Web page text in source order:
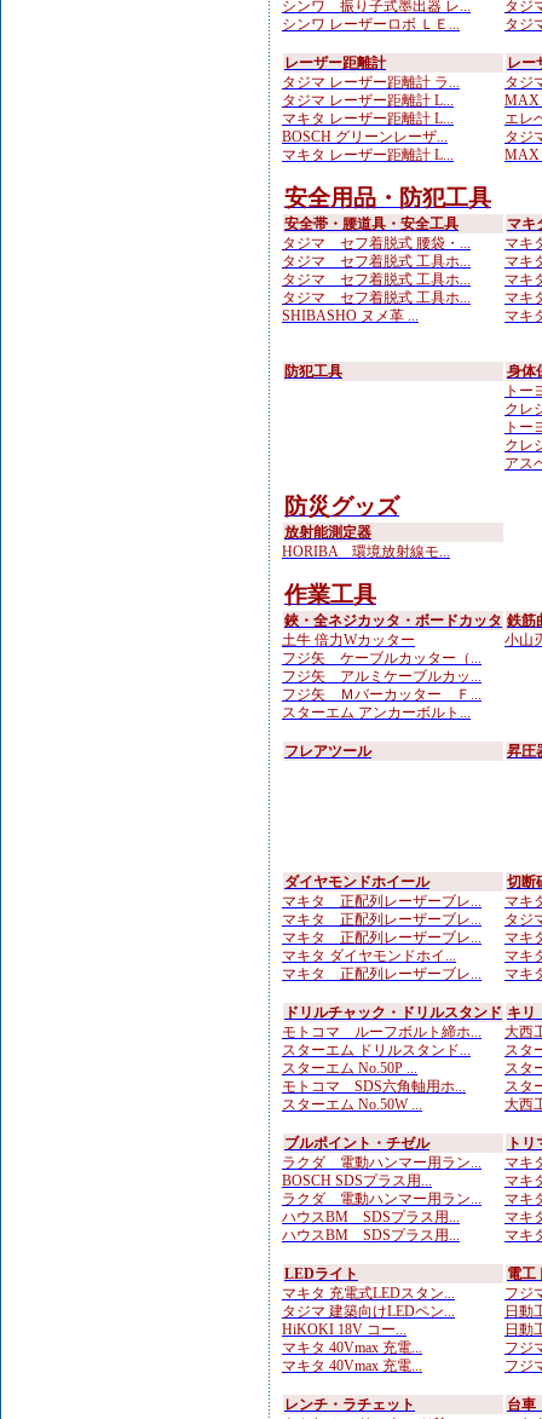
シンワ 振り子式墨出器 レ...
シンワ レーザーロボ ＬＥ...
タジ
タジ
レーザー距離計
タジマ レーザー距離計 ラ...
タジマ レーザー距離計 L...
マキタ レーザー距離計 L...
BOSCH グリーンレーザ...
マキタ レーザー距離計 L...
レー
タジ
エレ
タジ
安全用品・防犯工具
安全帯・腰道具・安全工具
タジマ セフ着脱式 腰袋・...
タジマ セフ着脱式 工具ホ...
タジマ セフ着脱式 工具ホ...
タジマ セフ着脱式 工具ホ...
SHIBASHO ヌメ革 ...
マキ
マキ
マキ
マキ
マキ
マキ
防犯工具
身体
トー
クレ
トー
クレ
アス
防災グッズ
放射能測定器
HORIBA 環境放射線モ...
作業工具
鋏・全ネジカッタ・ボードカッタ
土牛 倍力Wカッター
フジ矢 ケーブルカッター（...
フジ矢 アルミケーブルカッ...
フジ矢 Ｍバーカッター Ｆ...
スターエム アンカーボルト...
鉄筋
小山
フレアツール 昇圧
ダイヤモンドホイール
マキタ 正配列レーザーブレ...
マキタ 正配列レーザーブレ...
マキタ 正配列レーザーブレ...
マキタ ダイヤモンドホイ...
マキタ 正配列レーザーブレ...
切断
マキ
タジ
マキ
マキ
マキ
ドリルチャック・ドリルスタンド
モトコマ ルーフボルト締ホ...
スターエム ドリルスタンド...
スターエム No.50P ...
モトコマ SDS六角軸用ホ...
スターエム No.50W ...
キリ
大西
スタ
スタ
スタ
大西
ブルポイント・チゼル
ラクダ 電動ハンマー用ラン...
BOSCH SDSプラス用...
ラクダ 電動ハンマー用ラン...
ハウスBM SDSプラス用...
ハウスBM SDSプラス用...
ト
マキ
マキ
マキ
マキ
マキ
LEDライト
マキタ 充電式LEDスタン...
タジマ 建築向けLEDペン...
HiKOKI 18V コー...
マキタ 40Vmax 充電...
マキタ 40Vmax 充電...
電工
フジ
日動
日動
フジ
フジ
レンチ・ラチェット
台車